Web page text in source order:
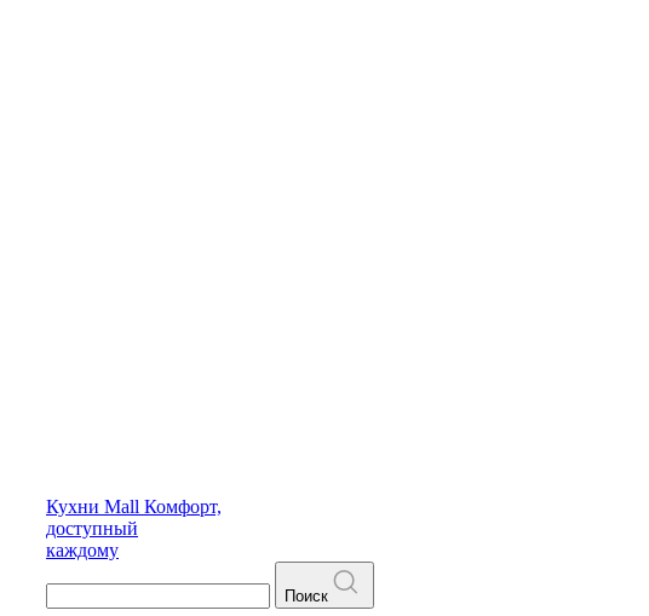
Кухни Mall Комфорт,
доступный
каждому
Поиск